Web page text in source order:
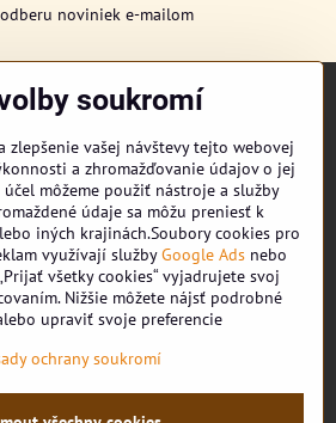
noviniek e-mailom
soukromí
zlepšenie vašej návštevy tejto webovej
a zhromažďovanie údajov o jej
môžeme použiť nástroje a služby
údaje sa môžu preniesť k
iných krajinách.Soubory cookies pro
využívají službyGoogle Ads nebo
všetky cookies“ vyjadrujete svoj
Nižšie môžete nájsť podrobné
upraviť svoje preferencie
ochrany soukromí